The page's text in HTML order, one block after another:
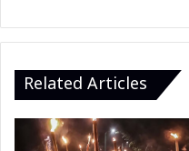
24
फरवरी
गिरफ्तारी
Related Articles